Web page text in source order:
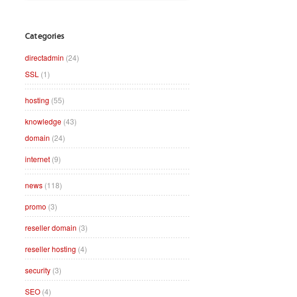
Categories
directadmin (24)
SSL (1)
hosting (55)
knowledge (43)
domain (24)
internet (9)
news (118)
promo (3)
reseller domain (3)
reseller hosting (4)
security (3)
SEO (4)